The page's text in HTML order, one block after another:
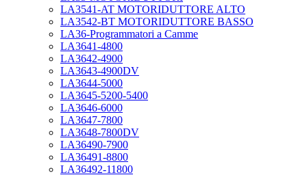
LA3541-AT MOTORIDUTTORE ALTO
LA3542-BT MOTORIDUTTORE BASSO
LA36-Programmatori a Camme
LA3641-4800
LA3642-4900
LA3643-4900DV
LA3644-5000
LA3645-5200-5400
LA3646-6000
LA3647-7800
LA3648-7800DV
LA36490-7900
LA36491-8800
LA36492-11800